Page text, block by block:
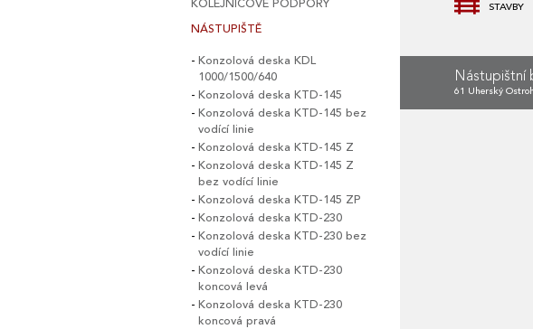
KOLEJNICOVÉ PODPORY
NÁSTUPIŠTĚ
Konzolová deska KDL
1000/1500/640
Konzolová deska KTD-145
Konzolová deska KTD-145 bez
vodící linie
Konzolová deska KTD-145 Z
Konzolová deska KTD-145 Z
bez vodící linie
Konzolová deska KTD-145 ZP
Konzolová deska KTD-230
Konzolová deska KTD-230 bez
vodící linie
Konzolová deska KTD-230
koncová levá
Konzolová deska KTD-230
koncová pravá
STAVBY
Nástupištní
61 Uherský Ostroh